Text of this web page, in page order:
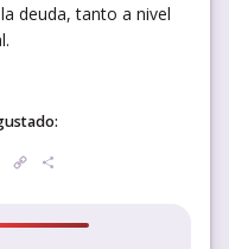
deuda, tanto a nivel
EmailCopy